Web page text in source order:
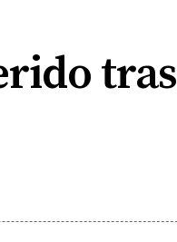
tras